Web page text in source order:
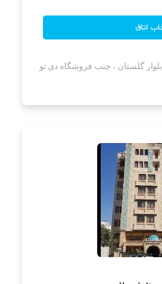
گلستان ، جنب فروشگاه دی تو